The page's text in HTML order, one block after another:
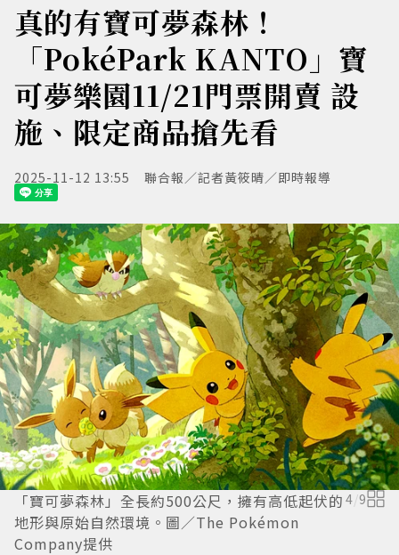
真的有寶可夢森林！
「PokéPark KANTO」寶
可夢樂園11/21門票開賣 設
施、限定商品搶先看
2025-11-12 13:55 聯合報／記者黃筱晴／即時報導
「寶可夢森林」全長約500公尺，擁有高低起伏的
地形與原始自然環境。圖／The Pokémon
Company提供
4/9